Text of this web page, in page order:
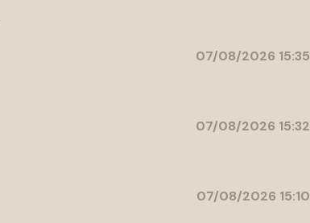
07/08/2026 15:35
07/08/2026 15:32
07/08/2026 15:10